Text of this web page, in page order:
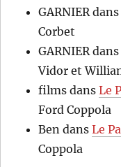
GARNIER
Corbet
GARNIER
Vidor et
films dansLe
Ford Coppola
Ben dansLe
Coppola